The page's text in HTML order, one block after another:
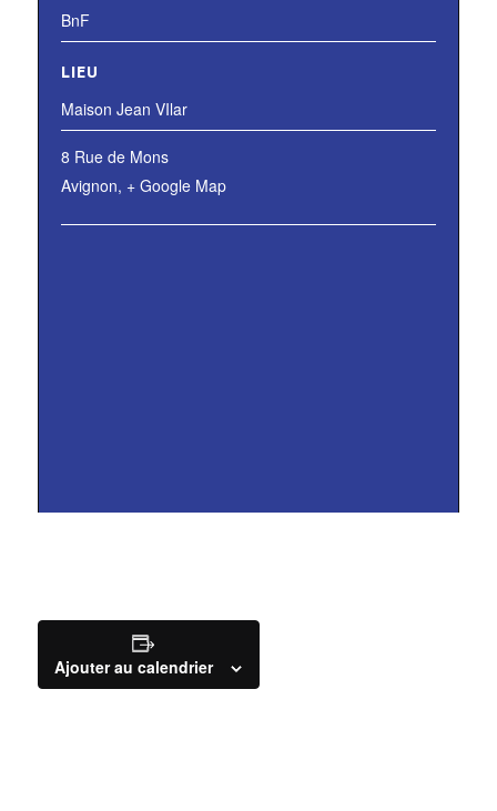
BnF
LIEU
Maison Jean VIlar
8 Rue de Mons
Avignon, + Google Map
Ajouter au calendrier